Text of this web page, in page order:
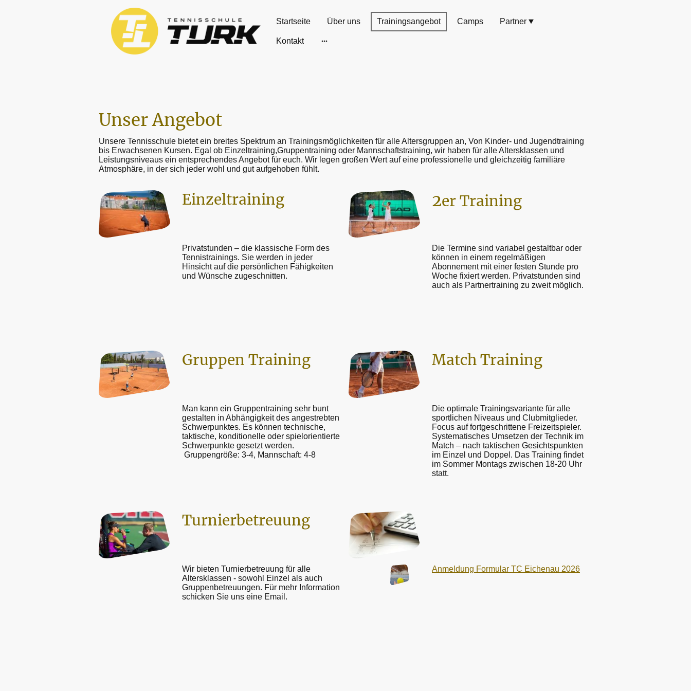
Startseite Über uns Trainingsangebot Camps Partner
Kontakt
Unser Angebot
Unsere Tennisschule bietet ein breites Spektrum an Trainingsmöglichkeiten für alle Altersgruppen an, Von Kinder- und Jugendtraining
bis Erwachsenen Kursen. Egal ob Einzeltraining,Gruppentraining oder Mannschaftstraining, wir haben für alle Altersklassen und
Leistungsniveaus ein entsprechendes Angebot für euch. Wir legen großen Wert auf eine professionelle und gleichzeitig familiäre
Atmosphäre, in der sich jeder wohl und gut aufgehoben fühlt.
Einzeltraining
Privatstunden – die klassische Form des
Tennistrainings. Sie werden in jeder
Hinsicht auf die persönlichen Fähigkeiten
und Wünsche zugeschnitten.
2er Training
Die Termine sind variabel gestaltbar oder
können in einem regelmäßigen
Abonnement mit einer festen Stunde pro
Woche fixiert werden. Privatstunden sind
auch als Partnertraining zu zweit möglich.
Gruppen Training
Man kann ein Gruppentraining sehr bunt
gestalten in Abhängigkeit des angestrebten
Schwerpunktes. Es können technische,
taktische, konditionelle oder spielorientierte
Schwerpunkte gesetzt werden.
Gruppengröße: 3-4, Mannschaft: 4-8
Match Training
Die optimale Trainingsvariante für alle
sportlichen Niveaus und Clubmitglieder.
Focus auf fortgeschrittene Freizeitspieler.
Systematisches Umsetzen der Technik im
Match – nach taktischen Gesichtspunkten
im Einzel und Doppel. Das Training findet
im Sommer Montags zwischen 18-20 Uhr
statt.
Turnierbetreuung
Wir bieten Turnierbetreuung für alle
Altersklassen - sowohl Einzel als auch
Gruppenbetreuungen. Für mehr Information
schicken Sie uns eine Email.
Anmeldung Formular TC Eichenau 2026